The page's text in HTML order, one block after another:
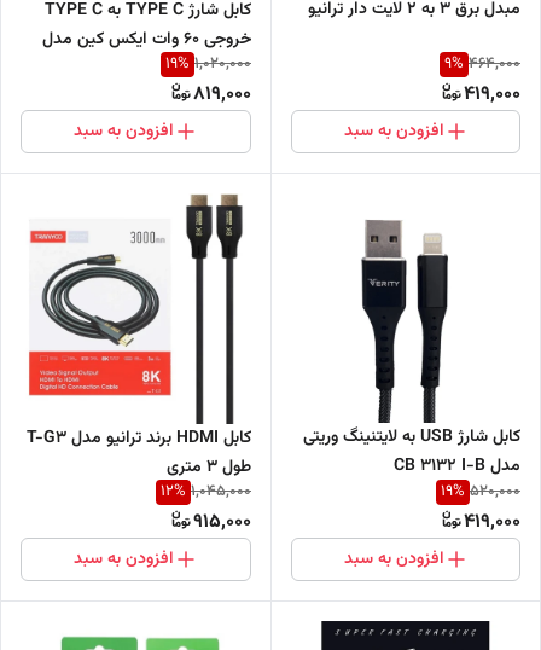
مبدل برق 3 به 2 لایت دار ترانیو
464,000
9%
419,000
افزودن به سبد
کابل شارژ TYPE C به TYPE C
خروجی 60 وات ایکس کین مدل
XK-X135
1,020,000
19%
819,000
افزودن به سبد
کابل شارژ USB به لایتنینگ وریتی
مدل CB 3132 I-B
520,000
19%
419,000
افزودن به سبد
کابل HDMI برند ترانیو مدل T-G3
طول 3 متری
1,045,000
12%
915,000
افزودن به سبد